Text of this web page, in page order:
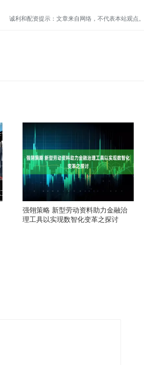
诚利和配资提示：文章来自网络，不代表本站观点。
强翎策略 新型劳动资料助力金融治
理工具以实现数智化变革之探讨